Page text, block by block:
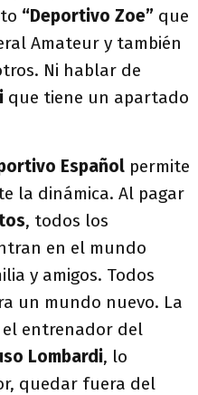
“Deportivo Zoe” que
Amateur y también
Ni hablar de
que tiene un apartado
Español permite
la dinámica. Al pagar
, todos los
en el mundo
y amigos. Todos
un mundo nuevo. La
el entrenador del
Lombardi, lo
quedar fuera del